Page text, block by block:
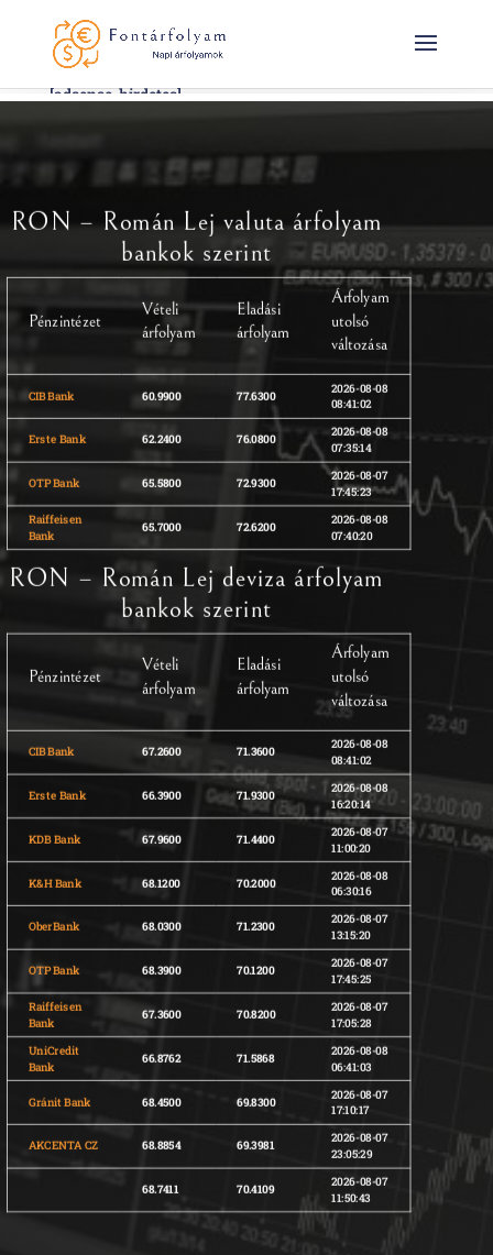
[adsense-hirdetes]
RON – Román Lej valuta árfolyam
bankok szerint
Pénzintézet
Vételi
árfolyam
Eladási
árfolyam
Árfolyam
utolsó
változása
CIB Bank 60.9900 77.6300 2026-08-08
08:41:02
Erste Bank 62.2400 76.0800
2026-08-08
07:35:14
OTP Bank 65.5800 72.9300
2026-08-07
17:45:23
Raiffeisen
Bank
65.7000 72.6200
2026-08-08
07:40:20
RON – Román Lej deviza árfolyam
bankok szerint
Pénzintézet
Vételi
árfolyam
Eladási
árfolyam
Árfolyam
utolsó
változása
CIB Bank 67.2600 71.3600
2026-08-08
08:41:02
Erste Bank 66.3900 71.9300
2026-08-08
16:20:14
KDB Bank 67.9600 71.4400 2026-08-07
11:00:20
K&H Bank 68.1200 70.2000
2026-08-08
06:30:16
OberBank 68.0300 71.2300 2026-08-07
13:15:20
OTP Bank 68.3900 70.1200
2026-08-07
17:45:25
Raiffeisen
Bank
67.3600 70.8200 2026-08-07
17:05:28
UniCredit
Bank
66.8762 71.5868
2026-08-08
06:41:03
Gránit Bank 68.4500 69.8300
2026-08-07
17:10:17
AKCENTA CZ 68.8854 69.3981 2026-08-07
23:05:29
68.7411 70.4109 2026-08-07
11:50:43